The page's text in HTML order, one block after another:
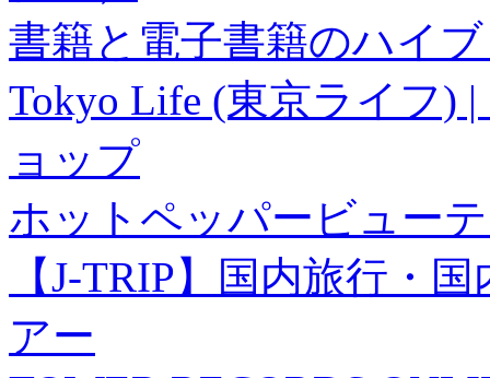
書籍と電子書籍のハイ
Tokyo Life (東京ライフ)
ョップ
ホットペッパービュー
【J-TRIP】国内旅行・
アー